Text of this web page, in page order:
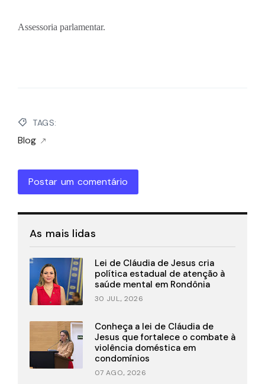
Assessoria parlamentar.
TAGS:
Blog
Postar um comentário
As mais lidas
Lei de Cláudia de Jesus cria
política estadual de atenção à
saúde mental em Rondônia
30 JUL., 2026
Conheça a lei de Cláudia de
Jesus que fortalece o combate à
violência doméstica em
condomínios
07 AGO., 2026